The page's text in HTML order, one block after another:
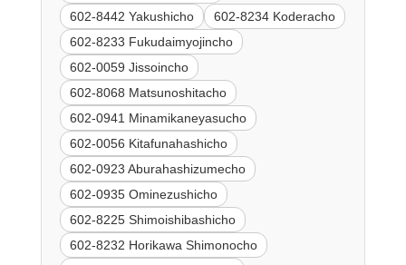
602-8442 Yakushicho
602-8234 Koderacho
602-8233 Fukudaimyojincho
602-0059 Jissoincho
602-8068 Matsunoshitacho
602-0941 Minamikaneyasucho
602-0056 Kitafunahashicho
602-0923 Aburahashizumecho
602-0935 Ominezushicho
602-8225 Shimoishibashicho
602-8232 Horikawa Shimonocho